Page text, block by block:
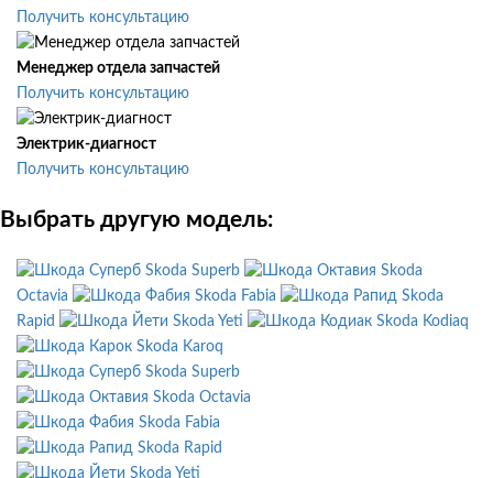
Получить консультацию
Менеджер отдела запчастей
Получить консультацию
Электрик-диагност
Получить консультацию
Выбрать другую модель:
Skoda Superb
Skoda
Octavia
Skoda Fabia
Skoda
Rapid
Skoda Yeti
Skoda Kodiaq
Skoda Karoq
Skoda Superb
Skoda Octavia
Skoda Fabia
Skoda Rapid
Skoda Yeti